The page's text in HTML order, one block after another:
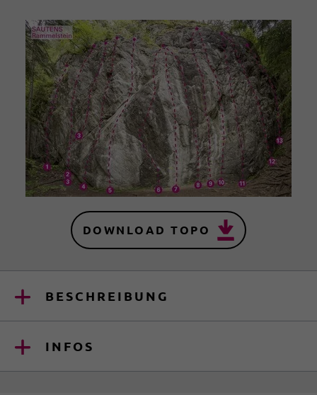
DOWNLOAD TOPO
BESCHREIBUNG
INFOS